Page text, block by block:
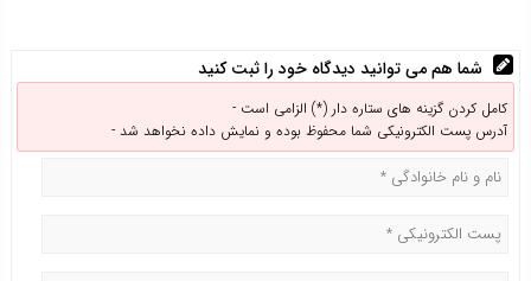
شما هم می توانید دیدگاه خود را ثبت کنید
کامل کردن گزینه های ستاره دار (*) الزامی است -
آدرس پست الکترونیکی شما محفوظ بوده و نمایش داده نخواهد شد -